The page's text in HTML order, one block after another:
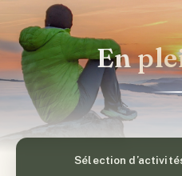
En
Sélection